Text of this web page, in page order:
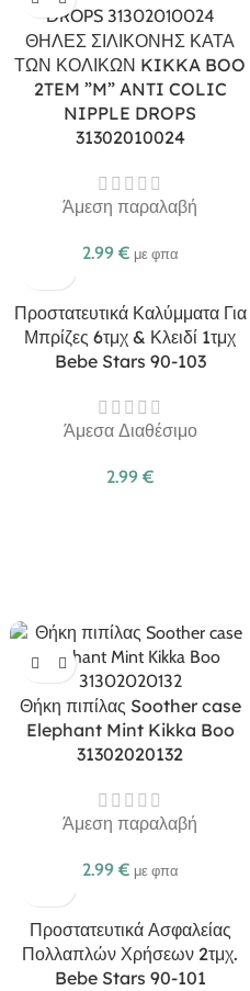
ΘΗΛΕΣ ΣΙΛΙΚΟΝΗΣ ΚΑΤΑ
ΤΩΝ ΚΟΛΙΚΩΝ KIKKA BOO
2TEM ”M” ANTI COLIC
NIPPLE DROPS
31302010024
Άμεση παραλαβή
2.99 € με φπα
Προστατευτικά Καλύμματα Για
Μπρίζες 6τμχ & Κλειδί 1τμχ
Bebe Stars 90-103
Άμεσα Διαθέσιμο
2.99 €
Θήκη πιπίλας Soother case
Elephant Mint Kikka Boo
31302020132
Άμεση παραλαβή
2.99 € με φπα
Προστατευτικά Ασφαλείας
Πολλαπλών Χρήσεων 2τμχ.
Bebe Stars 90-101